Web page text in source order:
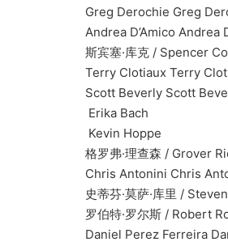
Greg Derochie Greg
Andrea D’Amico Andrea
斯宾塞·库克 / Spencer
Terry Clotiaux Terry
Scott Beverly Scott
Erika Bach
Kevin Hoppe
格罗弗·理查森 / Grover
Chris Antonini Chris
史蒂芬·莫萨·库里 / Steven
罗伯特·罗尔斯 / Robert
Daniel Perez Ferreira